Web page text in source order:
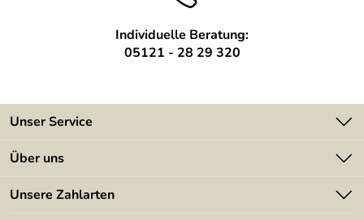
Individuelle Beratung:
05121 - 28 29 320
Unser Service
Kontakt
Kundeninformationen
Über uns
Angebote
Unsere Zahlarten